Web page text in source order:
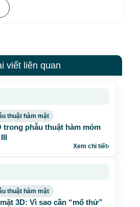
viết liên quan
thuật hàm mặt
trong phẫu thuật hàm móm
Xem chi tiết›
thuật hàm mặt
3D: Vì sao cần “mổ thử”